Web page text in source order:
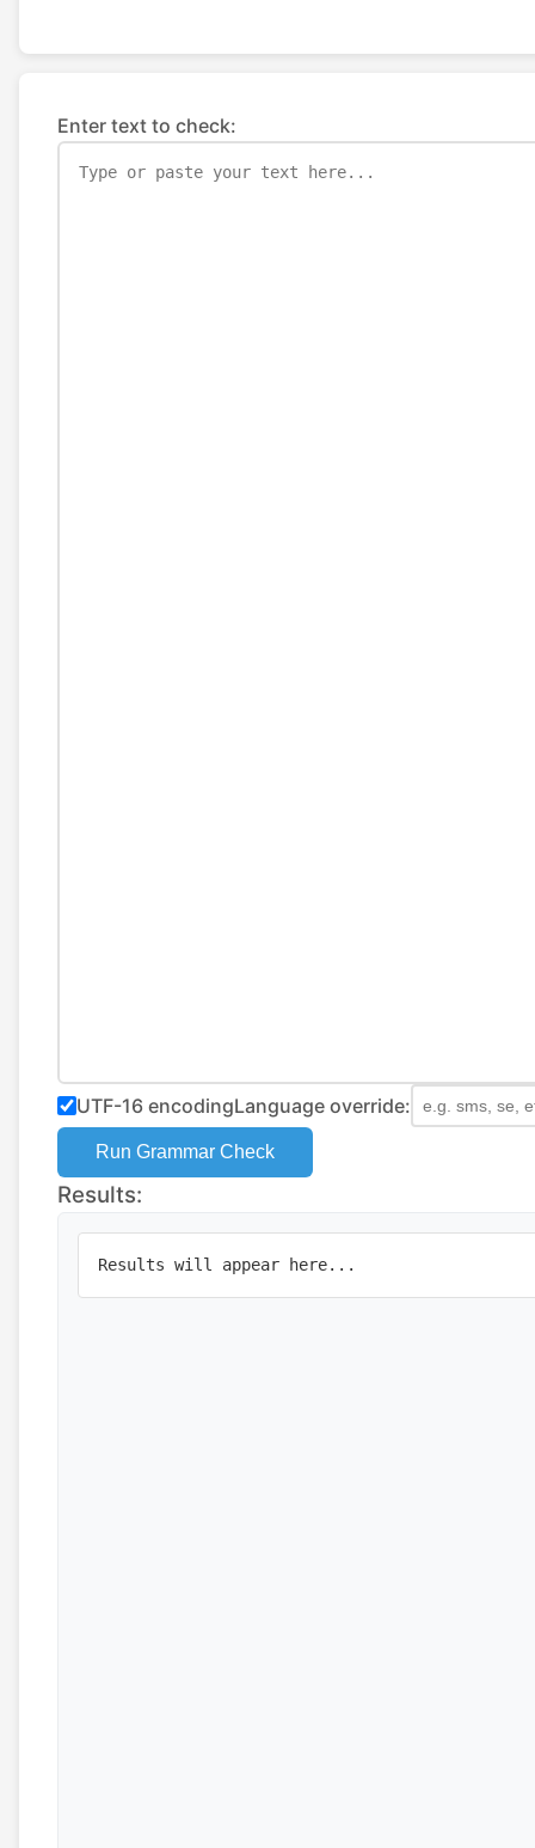
Enter text to check:
UTF-16 encodingLanguage override:
Run Grammar Check
Results:
Results will appear here...